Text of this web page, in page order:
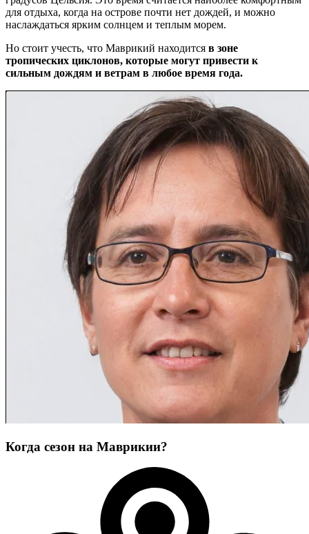
для отдыха, когда на острове почти нет дождей, и можно
наслаждаться ярким солнцем и теплым морем.
Но стоит учесть, что Маврикий находится в зоне
тропических циклонов, которые могут привести к
сильным дождям и ветрам в любое время года.
Когда сезон на Маврикии?